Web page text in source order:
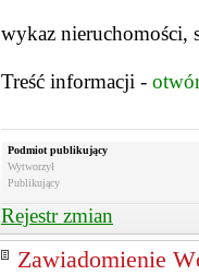
wykaz nieruchomości,
Treść informacji -
Podmiot publikujący
Wytworzył
Publikujący
Rejestr zmian
Zawiadomienie